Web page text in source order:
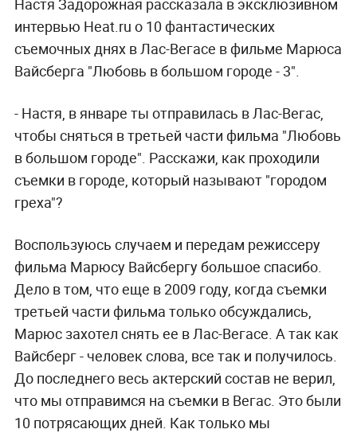
Настя Задорожная рассказала в эксклюзивном
интервью Heat.ru о 10 фантастических
съемочных днях в Лас-Вегасе в фильме Марюса
Вайсберга "Любовь в большом городе - 3".
- Настя, в январе ты отправилась в Лас-Вегас,
чтобы сняться в третьей части фильма "Любовь
в большом городе". Расскажи, как проходили
съемки в городе, который называют "городом
греха"?
Воспользуюсь случаем и передам режиссеру
фильма Марюсу Вайсбергу большое спасибо.
Дело в том, что еще в 2009 году, когда съемки
третьей части фильма только обсуждались,
Марюс захотел снять ее в Лас-Вегасе. А так как
Вайсберг - человек слова, все так и получилось.
До последнего весь актерский состав не верил,
что мы отправимся на съемки в Вегас. Это были
10 потрясающих дней. Как только мы